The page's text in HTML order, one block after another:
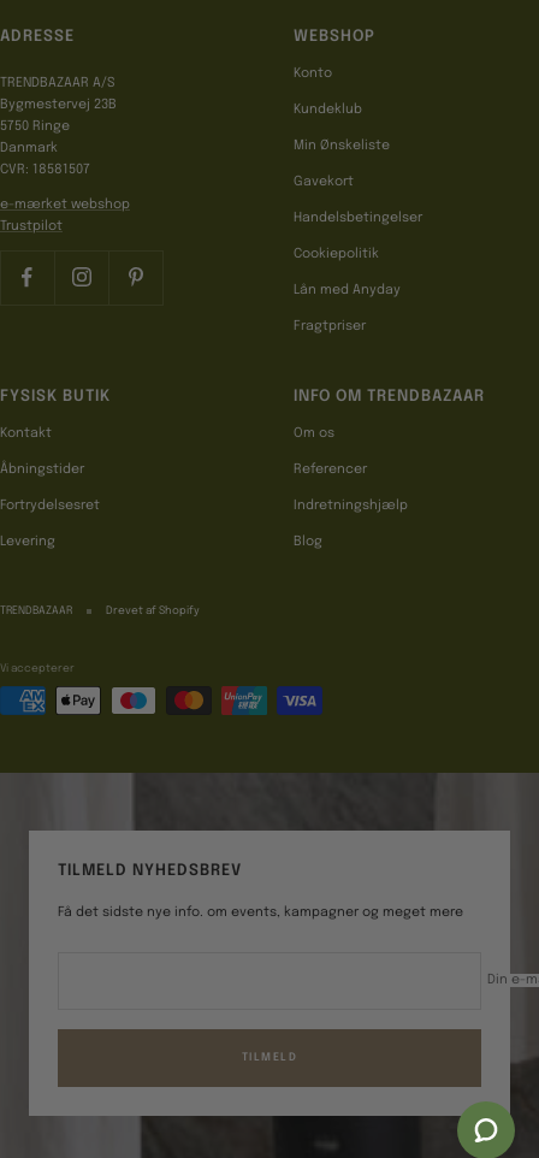
ADRESSE
TRENDBAZAAR A/S
Bygmestervej 23B
5750 Ringe
Danmark
CVR: 18581507
e-mærket webshop
Trustpilot
WEBSHOP
Konto
Kundeklub
Min Ønskeliste
Gavekort
Handelsbetingelser
Cookiepolitik
Lån med Anyday
Fragtpriser
FYSISK BUTIK
Kontakt
Åbningstider
Fortrydelsesret
Levering
INFO OM TRENDBAZAAR
Om os
Referencer
Indretningshjælp
Blog
TRENDBAZAAR Drevet af Shopify
Vi accepterer
TILMELD NYHEDSBREV
Få det sidste nye info. om events, kampagner og meget mere
Din e-
TILMELD